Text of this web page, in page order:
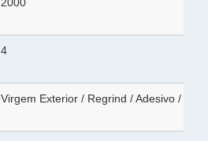
4
Virgem Exterior / Regrind / Adesivo /